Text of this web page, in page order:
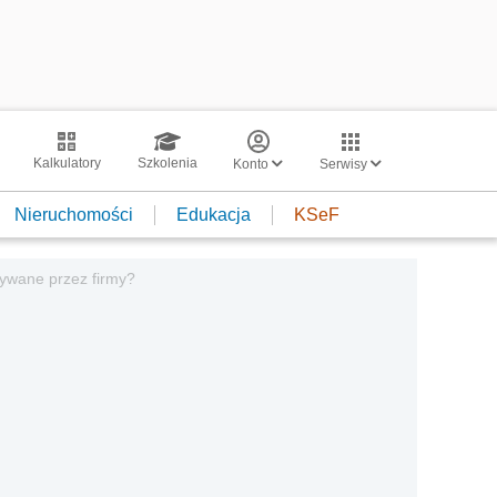
Kalkulatory Szkolenia Konto Serwisy
Nieruchomości Edukacja KSeF
przez firmy?